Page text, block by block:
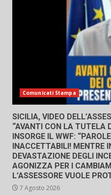
Comunicati Stampa
SICILIA, VIDEO
“AVANTI CON LA TUTELA
INSORGE IL WWF:
INACCETTABILI! MENTRE
DEVASTAZIONE DEGLI
AGONIZZA PER I
L’ASSESSORE VUOLE
7 Agosto 2026